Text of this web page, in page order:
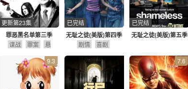
罪恶黑名单第三季
更新第23集
谍战 罪案
悬
无耻之徒(美版)第四季
已完结
剧情 喜剧
无耻之徒(美版)第五季
已完结
9.3 7.6